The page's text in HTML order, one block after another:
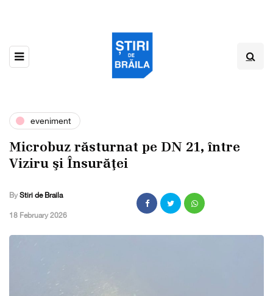
eveniment
Microbuz răsturnat pe DN 21, între
Viziru şi Însurăţei
By Stiri de Braila
,18 February 2026